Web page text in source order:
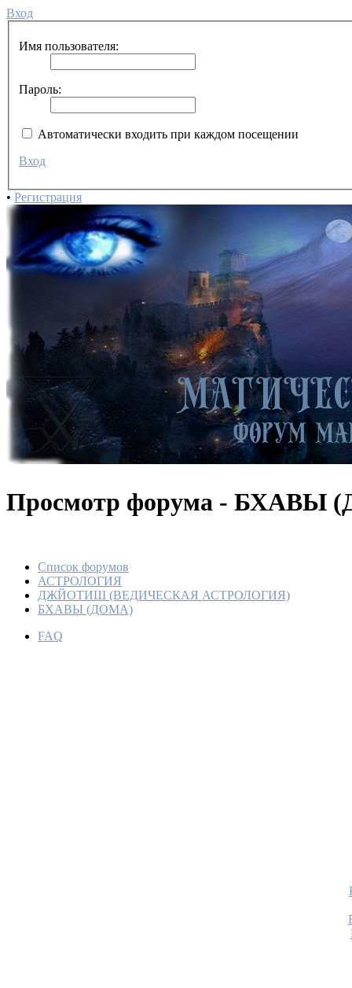
Вход
Имя пользователя:
Пароль:
Автоматически входить при каждом посещении
Вход
• Регистрация
Просмотр форума - БХАВЫ
Список форумов
АСТРОЛОГИЯ
ДЖЙОТИШ (ВЕДИЧЕСКАЯ АСТРОЛОГИЯ)
БХАВЫ (ДОМА)
FAQ